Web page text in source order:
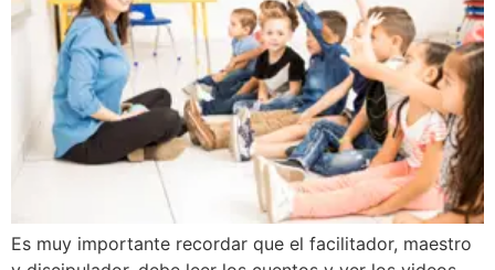
Es muy importante recordar que el facilitador, maestro